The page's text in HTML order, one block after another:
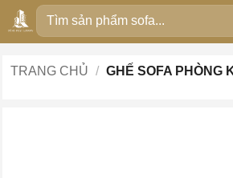
qua
dung
Tìm
kiếm:
TRANG CHỦ / GHẾ SOFA PHÒNG